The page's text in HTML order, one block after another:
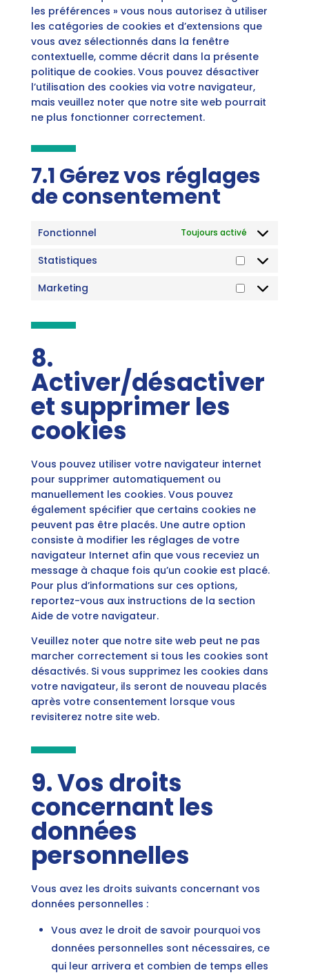
les préférences » vous nous autorisez à utiliser
les catégories de cookies et d’extensions que
vous avez sélectionnés dans la fenêtre
contextuelle, comme décrit dans la présente
politique de cookies. Vous pouvez désactiver
l’utilisation des cookies via votre navigateur,
mais veuillez noter que notre site web pourrait
ne plus fonctionner correctement.
7.1 Gérez vos réglages
de consentement
Fonctionnel Toujours activé
Statistiques
Statistiques
Marketing
Marketing
8.
Activer/désactiver
et supprimer les
cookies
Vous pouvez utiliser votre navigateur internet
pour supprimer automatiquement ou
manuellement les cookies. Vous pouvez
également spécifier que certains cookies ne
peuvent pas être placés. Une autre option
consiste à modifier les réglages de votre
navigateur Internet afin que vous receviez un
message à chaque fois qu’un cookie est placé.
Pour plus d’informations sur ces options,
reportez-vous aux instructions de la section
Aide de votre navigateur.
Veuillez noter que notre site web peut ne pas
marcher correctement si tous les cookies sont
désactivés. Si vous supprimez les cookies dans
votre navigateur, ils seront de nouveau placés
après votre consentement lorsque vous
revisiterez notre site web.
9. Vos droits
concernant les
données
personnelles
Vous avez les droits suivants concernant vos
données personnelles :
Vous avez le droit de savoir pourquoi vos
données personnelles sont nécessaires, ce
qui leur arrivera et combien de temps elles